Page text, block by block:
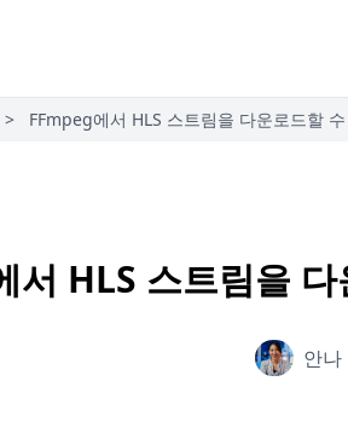
> FFmpeg에서 HLS 스트림을 다운로드할
서 HLS 스트림을
안나